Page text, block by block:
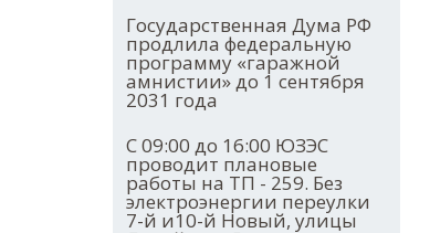
Государственная Дума РФ
продлила федеральную
программу «гаражной
амнистии» до 1 сентября
2031 года
С 09:00 до 16:00 ЮЗЭС
проводит плановые
работы на ТП - 259. Без
электроэнергии переулки
7-й и10-й Новый, улицы